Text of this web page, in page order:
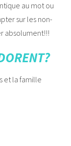
au mot ou
sur les non-
absolument!!!
et la famille